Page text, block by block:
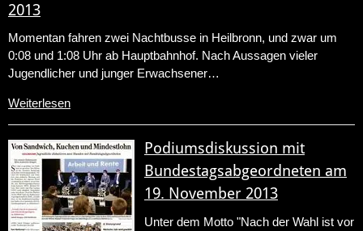
2013
Momentan fahren zwei Nachtbusse in Heilbronn, und zwar um
0:08 und 1:08 Uhr ab Hauptbahnhof. Nach Aussagen vieler
Jugendlicher und junger Erwachsener…
Weiterlesen
Podiumsdiskussion mit
Bundestagsabgeordneten am
19. November 2013
Unter dem Motto "Nach der Wahl ist vor